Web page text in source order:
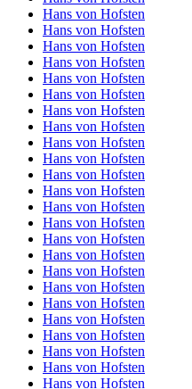
Hans von Hofsten
Hans von Hofsten
Hans von Hofsten
Hans von Hofsten
Hans von Hofsten
Hans von Hofsten
Hans von Hofsten
Hans von Hofsten
Hans von Hofsten
Hans von Hofsten
Hans von Hofsten
Hans von Hofsten
Hans von Hofsten
Hans von Hofsten
Hans von Hofsten
Hans von Hofsten
Hans von Hofsten
Hans von Hofsten
Hans von Hofsten
Hans von Hofsten
Hans von Hofsten
Hans von Hofsten
Hans von Hofsten
Hans von Hofsten